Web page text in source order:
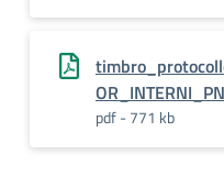
pdf - 771 kb